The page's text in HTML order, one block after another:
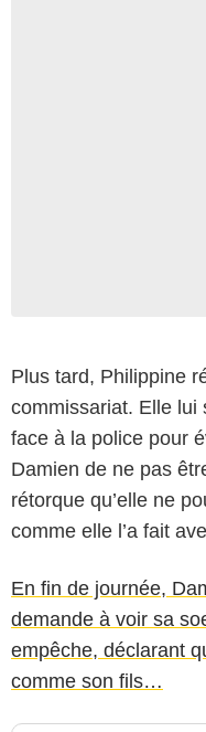
Plus tard, Philippine
commissariat. Elle lui
face à la police pour
Damien de ne pas
rétorque qu’elle ne
comme elle l’a fait
En fin de journée,
demande à voir sa
empêche, déclarant
comme son fils…